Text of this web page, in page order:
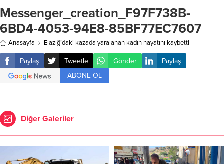
Messenger_creation_F97F738B-
6BD4-4053-94E8-85BF77EC7607
Anasayfa Elazığ’daki kazada yaralanan kadın hayatını kaybetti
Paylaş Tweetle Gönder
Paylaş
ABONE OL
Diğer Galeriler